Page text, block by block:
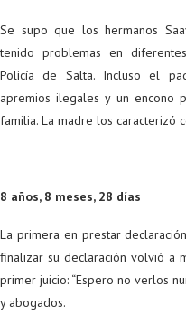
Se supo que los hermanos
tenido problemas en
Policía de Salta. Incluso el
apremios ilegales y un encono
familia. La madre los caracterizó
8 años, 8 meses, 28 días
La primera en prestar
finalizar su declaración volvió a
primer juicio: “Espero no verlos
y abogados.